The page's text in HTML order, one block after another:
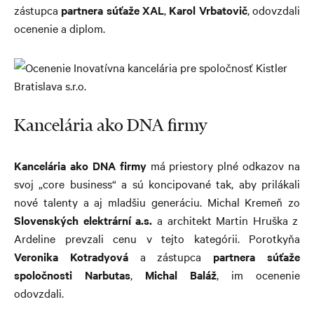
zástupca partnera súťaže XAL, Karol Vrbatovič, odovzdali
ocenenie a diplom.
Kancelária ako DNA firmy
Kancelária ako DNA firmymá priestory plné odkazov na
svoj „core business“ a sú koncipované tak, aby prilákali
nové talenty a aj mladšiu generáciu. Michal Kremeň zo
Slovenských elektrární a.s. a architekt Martin Hruška z
Ardeline prevzali cenu v tejto kategórii. Porotkyňa
Veronika Kotradyováa zástupca partnera súťaže
spoločnosti Narbutas, Michal Baláž, im ocenenie
odovzdali.